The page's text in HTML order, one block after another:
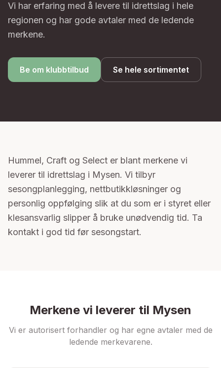
Vi har erfaring med å levere til idrettslag i hele
regionen og har gode avtaler med de ledende
merkene.
Be om klubbtilbud Se hele sortimentet
Hummel, Craft og Select er blant merkene vi
leverer til idrettslag i Mysen. Vi tilbyr
sesongplanlegging, nettbutikkløsninger og
personlig oppfølging slik at du som er i styret eller
klesansvarlig slipper å bruke unødvendig tid. Ta
kontakt i god tid før sesongstart.
Merkene vi leverer til Mysen
Vi er autorisert forhandler og har egne avtaler med de
ledende merkevarene.